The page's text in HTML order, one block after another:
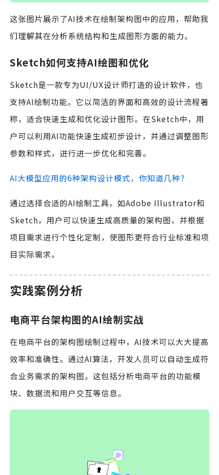
这张图片展示了AI技术在绘制架构图中的应用，帮助我
们理解其在分析系统结构和生成图形方面的能力。
Sketch如何支持AI绘图和优化
Sketch是一款专为UI/UX设计师打造的设计软件，也
支持AI绘制功能。它以简洁的界面和高效的设计流程著
称，适合快速生成和优化设计图形。在Sketch中，用
户可以利用AI功能快速生成初步设计，并通过调整图形
参数和样式，进行进一步优化和完善。
AI大模型应用的6种架构设计模式，你知道几种？
通过选择合适的AI绘制工具，如Adobe Illustrator和
Sketch，用户可以快速生成高质量的架构图，并根据
项目需求进行个性化定制，使图形更符合行业标准和项
目实际需求。
实践案例分析
电商平台架构图的AI绘制实战
在电商平台的架构图绘制过程中，AI技术可以大大提高
效率和准确性。通过AI算法，开发人员可以自动生成符
合业务需求的架构图。这包括分析电商平台的功能模
块、数据流和用户交互等信息。